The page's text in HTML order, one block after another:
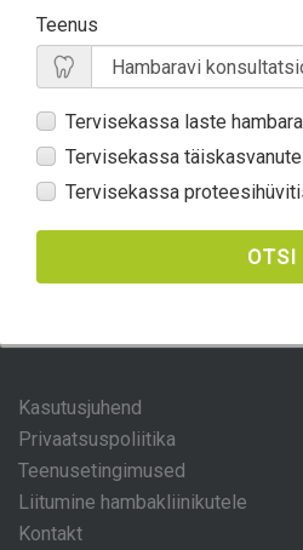
Teenus
Tervisekassa laste
Tervisekassa
Tervisekassa
OTSI
Kasutusjuhend
Privaatsuspoliitika
Teenusetingimused
Liitumine hambakliinikutele
Kontakt